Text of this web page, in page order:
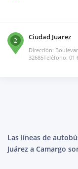
2 Ciudad Juarez
Dirección:
32685Teléfono: 01
Las líneas de
Juárez a Camargo